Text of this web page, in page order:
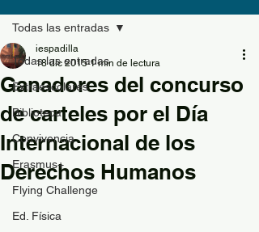
Todas las entradas
Extraescolares
Biblioteca
Convivencia
Erasmus+
Flying Challenge
Ed. Física
Todas las entradas
Ganadores del concurso
de carteles por el Día
Internacional de los
Derechos Humanos
iespadilla
18 dic 2015 1 min de lectura